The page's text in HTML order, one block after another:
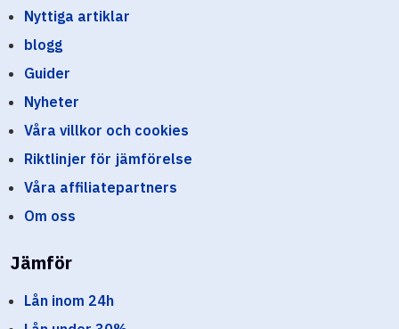
Nyttiga artiklar
blogg
Guider
Nyheter
Våra villkor och cookies
Riktlinjer för jämförelse
Våra affiliatepartners
Om oss
Jämför
Lån inom 24h